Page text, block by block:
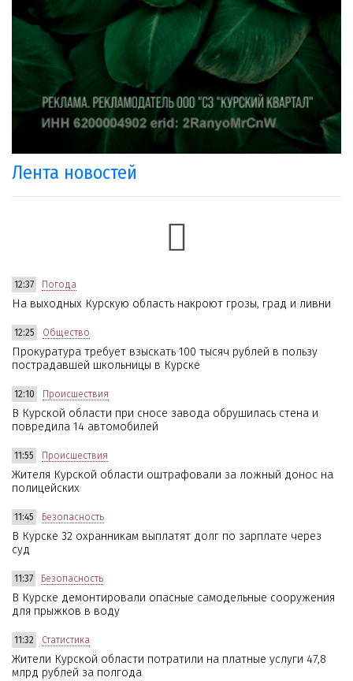
Лента новостей
12:37 Погода
На выходных Курскую область накроют грозы, град и ливни
12:25 Общество
Прокуратура требует взыскать 100 тысяч рублей в пользу
пострадавшей школьницы в Курске
12:10 Происшествия
В Курской области при сносе завода обрушилась стена и
повредила 14 автомобилей
11:55 Происшествия
Жителя Курской области оштрафовали за ложный донос на
полицейских
11:45 Безопасность
В Курске 32 охранникам выплатят долг по зарплате через
суд
11:37 Безопасность
В Курске демонтировали опасные самодельные сооружения
для прыжков в воду
11:32 Статистика
Жители Курской области потратили на платные услуги 47,8
млрд рублей за полгода